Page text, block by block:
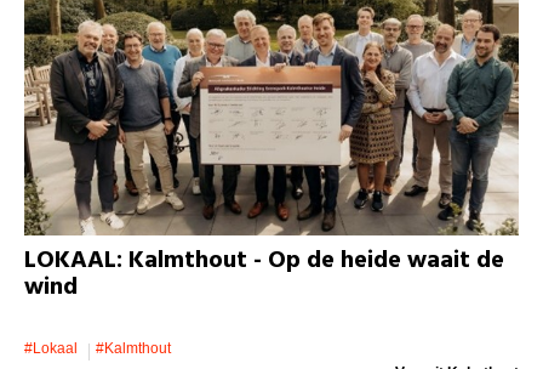
LOKAAL: Kalmthout - Op de heide waait de
wind
#lokaal
#kalmthout